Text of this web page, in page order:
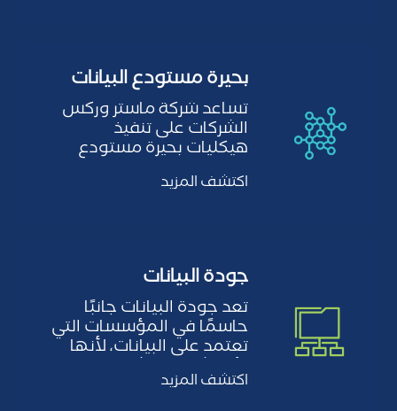
بحيرة مستودع البيانات
تساعد شركة ماستر وركس
الشركات على تنفيذ
هيكليات بحيرة مستودع
البيانات التي تجمع بين
أفضل ما في…
اكتشف المزيد
جودة البيانات
تعد جودة البيانات جانبًا
حاسمًا في المؤسسات التي
تعتمد على البيانات، لأنها
تؤثر بشكل مباشر على…
اكتشف المزيد